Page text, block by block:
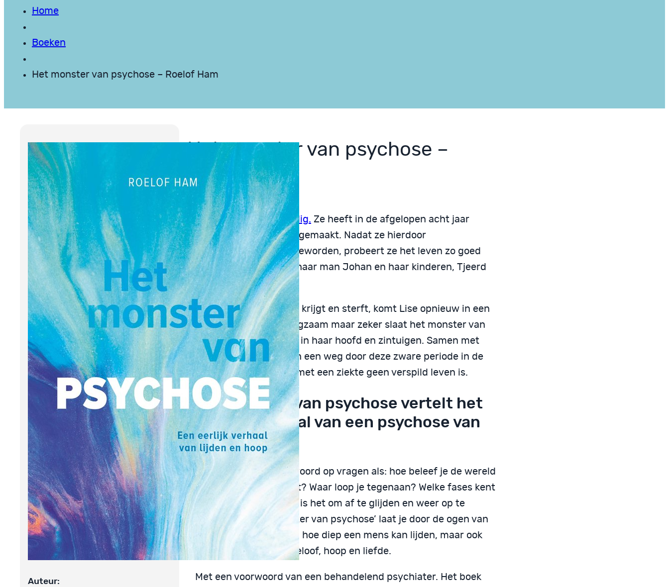
Home
Boeken
Het monster van psychose – Roelof Ham
Auteur:
Het monster van psychose –
Roelof Ham
Lise ispsychosegevoelig. Ze heeft in de afgelopen acht jaar
negen psychoses doorgemaakt. Nadat ze hierdoor
arbeidsongeschikt is geworden, probeert ze het leven zo goed
mogelijk te leven met haar man Johan en haar kinderen, Tjeerd
en Fedja.
Als hun kat Zoë kanker krijgt en sterft, komt Lise opnieuw in een
psychose terecht. Langzaam maar zeker slaat het monster van
psychose zijn klauwen in haar hoofd en zintuigen. Samen met
haar man vecht ze zich een weg door deze zware periode in de
overtuiging dat leven met een ziekte geen verspild leven is.
Het monster van psychose vertelt het
eerlijke verhaal van een psychose van
binnenuit
Je krijgt als lezer antwoord op vragen als: hoe beleef je de wereld
als je psychotisch bent? Waar loop je tegenaan? Welke fases kent
een psychose? En hoe is het om af te glijden en weer op te
krabbelen? ‘Het monster van psychose’ laat je door de ogen van
Lise en haar gezin zien hoe diep een mens kan lijden, maar ook
wat de kracht is van geloof, hoop en liefde.
Met een voorwoord van een behandelend psychiater. Het boek